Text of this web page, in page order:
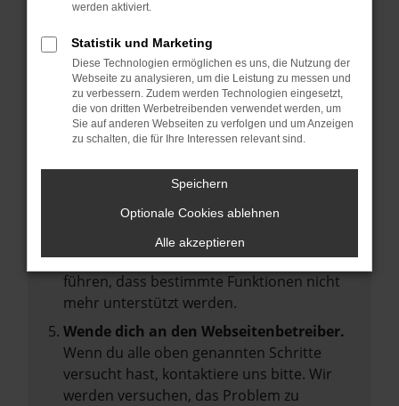
können das Laden bestimmter Seiten
anderen Browser oder in einem privaten
Fenster?
Starte dein Gerät neu.
Das kann manchmal helfen,
vorübergehende Probleme zu beheben.
Stelle sicher, dass dein Browser und dein
Betriebssystem auf dem neuesten Stand
Veraltete Software birgt nicht nur ein
Sicherheitsrisiko, sondern kann auch dazu
führen, dass bestimmte Funktionen nicht
mehr unterstützt werden.
Wende dich an den Webseitenbetreiber.
Wenn du alle oben genannten Schritte
versucht hast, kontaktiere uns bitte. Wir
werden versuchen, das Problem zu
werden aktiviert.
Statistik und Marketing
Diese Technologien ermöglichen es uns, die Nutzung der
Webseite zu analysieren, um die Leistung zu messen und
zu verbessern. Zudem werden Technologien eingesetzt,
die von dritten Werbetreibenden verwendet werden, um
Sie auf anderen Webseiten zu verfolgen und um Anzeigen
zu schalten, die für Ihre Interessen relevant sind.
Speichern
Optionale Cookies ablehnen
Alle akzeptieren